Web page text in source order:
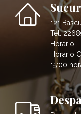
121
Tel:
Horario
Horario
15:00